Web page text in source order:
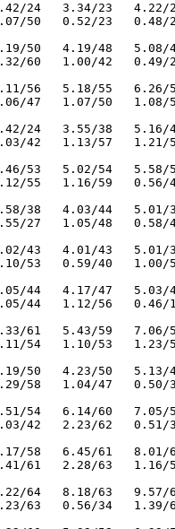
24   3.34/23   4.22/
50   0.52/23
50   4.19/48   5.08/
60   1.00/42
56   5.18/55   6.26/
47   1.07/50
24   3.55/38   5.16/
42   1.13/57
5.02/54   5.58/53
55   1.16/59
38   4.03/44   5.01/
27   1.05/48
43   4.01/43   5.01/
53   0.59/40
4.17/47   5.03/
44   1.12/56
5.43/59   7.06/
54   1.10/53
4.23/50   5.13/
58   1.04/47
6.14/60   7.05/
42   2.23/62
6.45/61   8.01/
61   2.28/63
8.18/63   9.57/62
63   0.56/34